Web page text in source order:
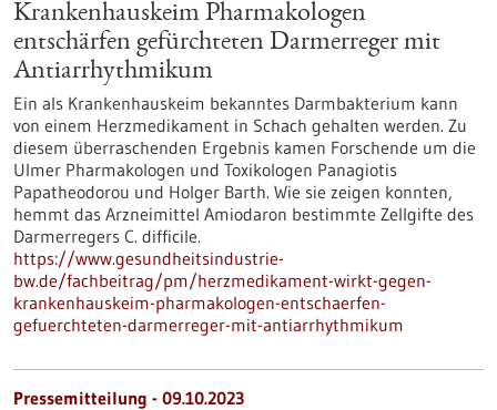
Krankenhauskeim Pharmakologen
entschärfen gefürchteten Darmerreger mit
Antiarrhythmikum
Ein als Krankenhauskeim bekanntes Darmbakterium kann
von einem Herzmedikament in Schach gehalten werden. Zu
diesem überraschenden Ergebnis kamen Forschende um die
Ulmer Pharmakologen und Toxikologen Panagiotis
Papatheodorou und Holger Barth. Wie sie zeigen konnten,
hemmt das Arzneimittel Amiodaron bestimmte Zellgifte des
Darmerregers C. difficile.
https://www.gesundheitsindustrie-
bw.de/fachbeitrag/pm/herzmedikament-wirkt-gegen-
krankenhauskeim-pharmakologen-entschaerfen-
gefuerchteten-darmerreger-mit-antiarrhythmikum
Pressemitteilung - 09.10.2023